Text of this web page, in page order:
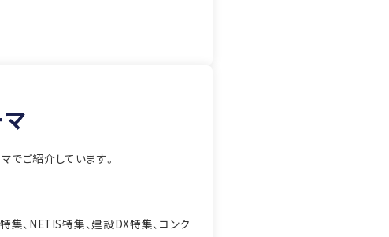
でご紹介しています。
集、NETIS特集、建設DX特集、コンク